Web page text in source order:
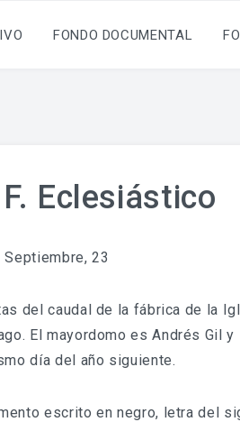
FONDO DOCUMENTAL
Eclesiástico
Septiembre, 23
del caudal de la fábrica de la
El mayordomo es Andrés Gil
día del año siguiente.
escrito en negro, letra del